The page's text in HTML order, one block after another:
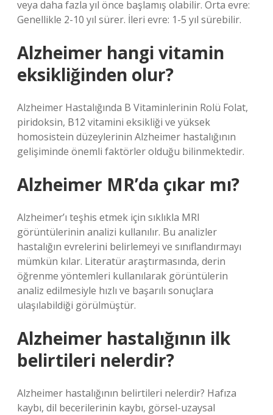
veya daha fazla yıl önce başlamış olabilir. Orta evre:
Genellikle 2-10 yıl sürer. İleri evre: 1-5 yıl sürebilir.
Alzheimer hangi vitamin
eksikliğinden olur?
Alzheimer Hastalığında B Vitaminlerinin Rolü Folat,
piridoksin, B12 vitamini eksikliği ve yüksek
homosistein düzeylerinin Alzheimer hastalığının
gelişiminde önemli faktörler olduğu bilinmektedir.
Alzheimer MR’da çıkar mı?
Alzheimer’ı teşhis etmek için sıklıkla MRI
görüntülerinin analizi kullanılır. Bu analizler
hastalığın evrelerini belirlemeyi ve sınıflandırmayı
mümkün kılar. Literatür araştırmasında, derin
öğrenme yöntemleri kullanılarak görüntülerin
analiz edilmesiyle hızlı ve başarılı sonuçlara
ulaşılabildiği görülmüştür.
Alzheimer hastalığının ilk
belirtileri nelerdir?
Alzheimer hastalığının belirtileri nelerdir? Hafıza
kaybı, dil becerilerinin kaybı, görsel-uzaysal